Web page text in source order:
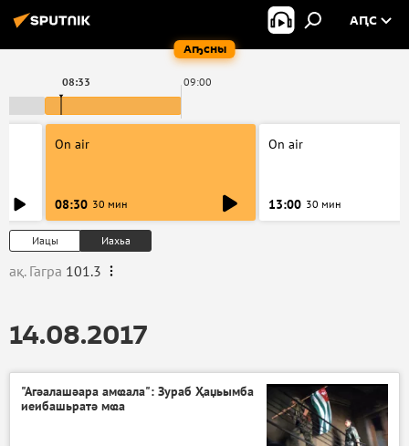
Аҧсны
АԤС
09:00
08:33
On air
08:30 30 мин
On air
13:00 30 мин
Иацы Иахьа
ақ. Гагра 101.3
14.08.2017
"Агәалашәара амҩала": Зураб Ҳаџьымба
иеибашьратә мҩа